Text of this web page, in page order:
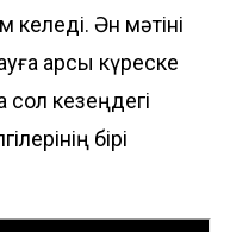
келеді. Ән мәтіні
қарсы күреске
кезеңдегі
бірі